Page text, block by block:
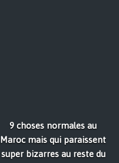
9 choses normales au
Maroc mais qui paraissent
super bizarres au reste du